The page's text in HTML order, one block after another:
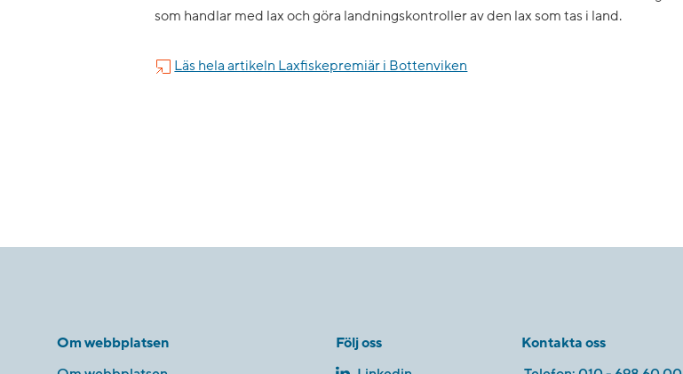
som handlar med lax och göra landningskontroller av den lax som tas i land.
Läs hela artikeln Laxfiskepremiär i Bottenviken
Om webbplatsen
Följ oss
Kontakta oss